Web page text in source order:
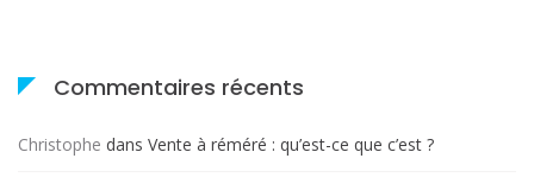
Commentaires récents
Christophe dans Vente à réméré : qu’est-ce que c’est ?